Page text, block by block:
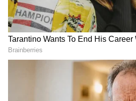
ಎಷ್ಟು ಅಕ್ಷರಗಳಿವೆ?’
ಈ ಪ್ರಶ್ನೆಗೆ ಯಾರಾದರೂ
ಸರಿಯಾಗಿತ್ತಾ?
ನನಗೆ ಪ್ರೀತಿ ಬೇಕಿತ್ತು
ಅದನ್ನು ಕೊಟ್ಟಿದೆ; ನೀತು ವನಜಾಕ್ಷಿ